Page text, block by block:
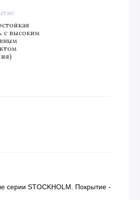
с высоким
серии STOCKHOLM. Покрытие -